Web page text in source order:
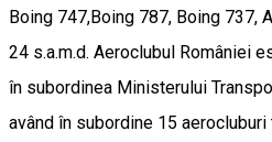
Boing 747,Boing 787, Boing 737,
24 s.a.m.d. Aeroclubul României
în subordinea Ministerului
având în subordine 15